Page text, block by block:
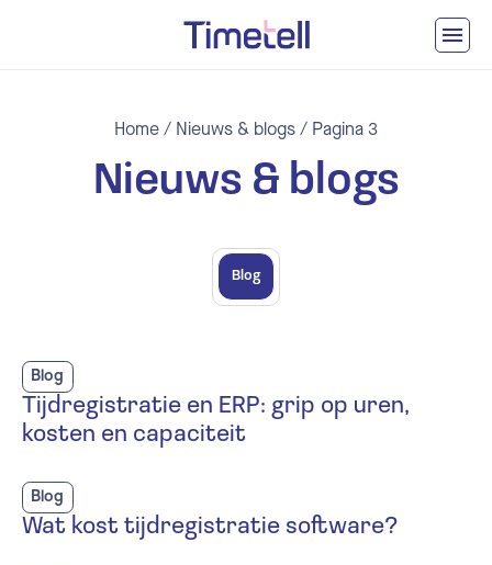
Home/ Nieuws & blogs/ Pagina 3
Nieuws & blogs
Blog
Blog
Tijdregistratie en ERP: grip op uren,
kosten en capaciteit
Blog
Wat kost tijdregistratie software?